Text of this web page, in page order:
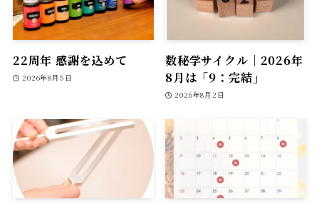
22周年 感謝を込めて
2026年8月5日
数秘学サイクル｜2026年
8月は「9：完結」
2026年8月2日